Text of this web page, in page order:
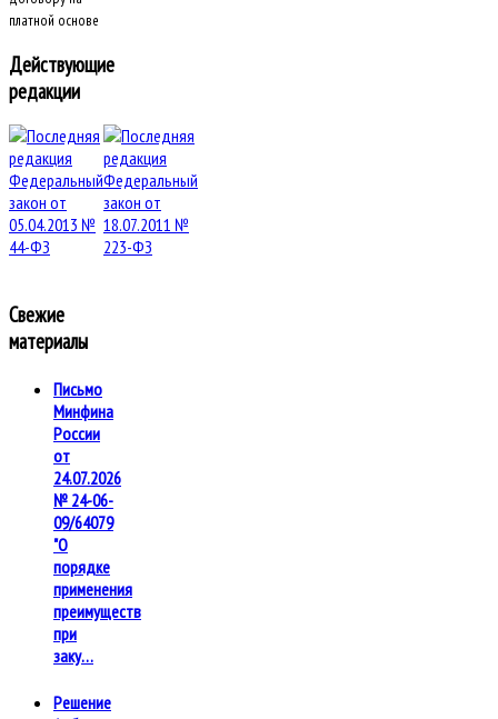
платной основе
Действующие
редакции
Свежие
материалы
Письмо
Минфина
России
от
24.07.2026
№ 24-06-
09/64079
"О
порядке
применения
преимуществ
при
заку…
Решение